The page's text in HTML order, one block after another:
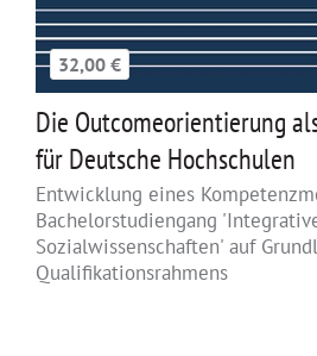
32,00 €
Die Outcomeorientierung
für Deutsche Hochschulen
Entwicklung eines
Bachelorstudiengang
Sozialwissenschaften' auf
Qualifikationsrahmens